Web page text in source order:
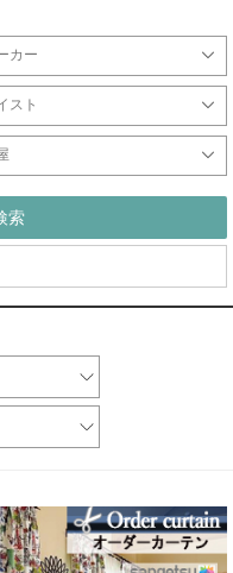
カー
スト
プル
ン
ュラル
ュアル
ガント
シック
ング
暮らし
部屋
索